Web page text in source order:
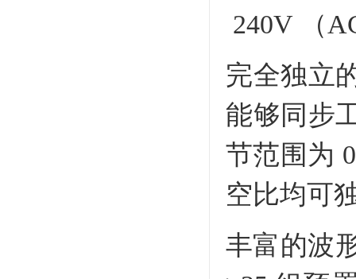
240V （
完全独立
能够同步
节范围为
空比均可
丰富的波